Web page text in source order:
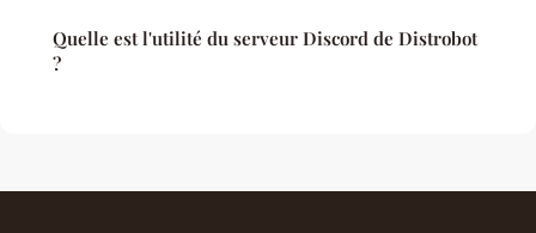
Quelle est l'utilité du serveur Discord de Distrobot
?